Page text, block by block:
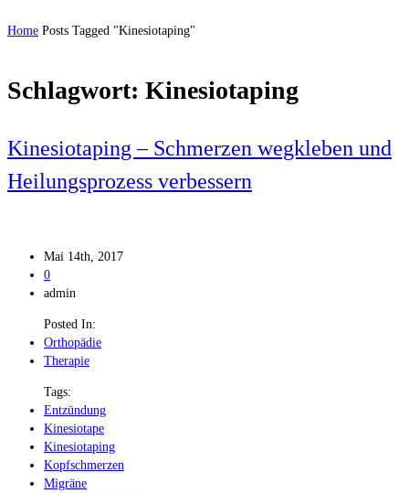
Home Posts Tagged "Kinesiotaping"
Schlagwort: Kinesiotaping
Kinesiotaping – Schmerzen wegkleben und
Heilungsprozess verbessern
Mai 14th, 2017
0
admin
Posted In:
Orthopädie
Therapie
Tags:
Entzündung
Kinesiotape
Kinesiotaping
Kopfschmerzen
Migräne